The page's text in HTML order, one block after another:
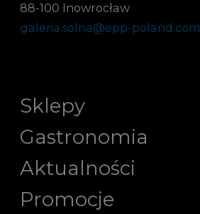
88-100 Inowrocław
galeria.solna@epp-poland.com
Sklepy
Gastronomia
Aktualności
Promocje